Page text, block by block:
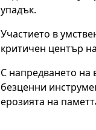
упадък.
Участието в
критичен център
С напредването на
безценни
ерозията на